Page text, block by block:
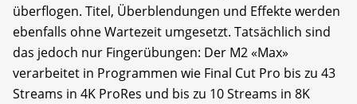
überflogen. Titel, Überblendungen und Effekte werden
ebenfalls ohne Wartezeit umgesetzt. Tatsächlich sind
das jedoch nur Fingerübungen: Der M2 «Max»
verarbeitet in Programmen wie Final Cut Pro bis zu 43
Streams in 4K ProRes und bis zu 10 Streams in 8K